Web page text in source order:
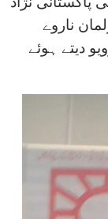
ناروے
دیتے ہوئے